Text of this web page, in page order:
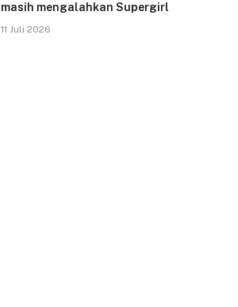
masih mengalahkan Supergirl
11 Juli 2026